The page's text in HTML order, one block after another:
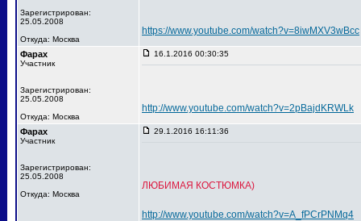
Зарегистрирован:
25.05.2008
Откуда: Москва
https://www.youtube.com/watch?v=8iwMXV3wBcc
Фарах
Участник
Зарегистрирован:
25.05.2008
Откуда: Москва
16.1.2016 00:30:35
http://www.youtube.com/watch?v=2pBajdKRWLk
Фарах
Участник
Зарегистрирован:
25.05.2008
Откуда: Москва
29.1.2016 16:11:36
ЛЮБИМАЯ КОСТЮМКА)
http://www.youtube.com/watch?v=A_fPCrPNMq4